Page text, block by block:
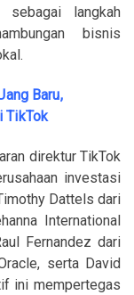
sebagai langkah
bisnis
Baru,
TikTok
direktur TikTok
investasi
Dattels dari
International
Fernandez dari
serta David
ini mempertegas